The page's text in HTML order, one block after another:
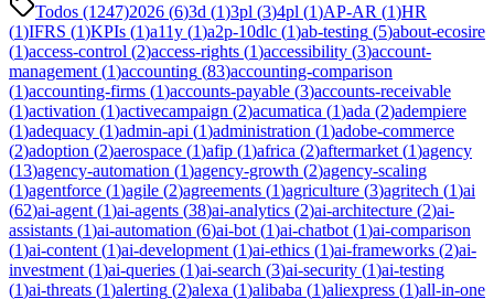
Todos (1247)2026 (6)3d (1)3pl (3)4pl (1)AP-AR (1)HR
(1)IFRS (1)KPIs (1)a11y (1)a2p-10dlc (1)ab-testing (5)about-ecosire
(1)access-control (2)access-rights (1)accessibility (3)account-
management (1)accounting (83)accounting-comparison
(1)accounting-firms (1)accounts-payable (3)accounts-receivable
(1)activation (1)activecampaign (2)acumatica (1)ada (2)adempiere
(1)adequacy (1)admin-api (1)administration (1)adobe-commerce
(2)adoption (2)aerospace (1)afip (1)africa (2)aftermarket (1)agency
(13)agency-automation (1)agency-growth (2)agency-scaling
(1)agentforce (1)agile (2)agreements (1)agriculture (3)agritech (1)ai
(62)ai-agent (1)ai-agents (38)ai-analytics (2)ai-architecture (2)ai-
assistants (1)ai-automation (6)ai-bot (1)ai-chatbot (1)ai-comparison
(1)ai-content (1)ai-development (1)ai-ethics (1)ai-frameworks (2)ai-
investment (1)ai-queries (1)ai-search (3)ai-security (1)ai-testing
(1)ai-threats (1)alerting (2)alexa (1)alibaba (1)aliexpress (1)all-in-one